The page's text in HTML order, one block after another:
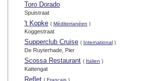
Toro Dorado
Spuistraat
't Kopke ( Méditerranéen )
Koggestraat
Supperclub Cruise ( International )
De Ruyterhade, Pier
Scossa Restaurant ( Italien )
Kattengat
Reflet ( Français )